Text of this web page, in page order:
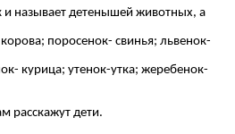
и называет детенышей животных, а
поросенок- свинья; львенок-
курица; утенок-утка; жеребенок-
что нам расскажут дети.